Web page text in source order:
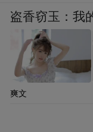
盗香窃玉：我
爽文